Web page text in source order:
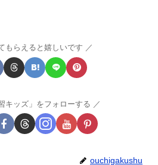
もらえると嬉しいです
キッズ」をフォローする
ouchigakushu